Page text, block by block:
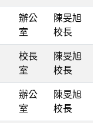
辦公
室
陳旻旭
校長
校長
室
陳旻旭
校長
辦公
室
陳旻旭
校長